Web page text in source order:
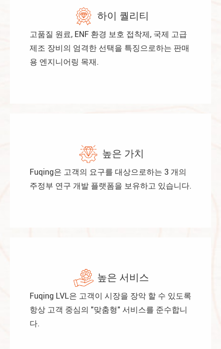
하이 퀄리티
고품질 원료, ENF 환경 보호 접착제, 국제 고급
제조 장비의 엄격한 선택을 특징으로하는 판매
용 엔지니어링 목재.
높은 가치
Fuqing은 고객의 요구를 대상으로하는 3 개의
주정부 연구 개발 플랫폼을 보유하고 있습니다.
높은 서비스
Fuqing LVL은 고객이 시장을 장악 할 수 있도록
항상 고객 중심의 "맞춤형" 서비스를 준수합니
다.